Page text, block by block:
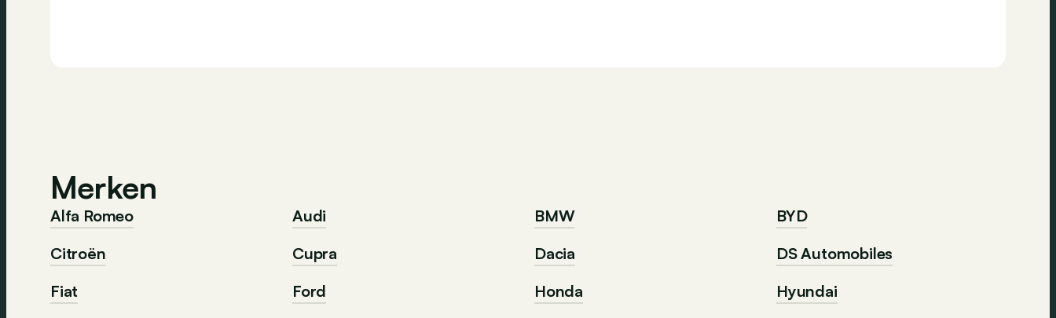
Merken
Alfa Romeo Audi BMW
BYD
Citroën
Cupra Dacia
DS Automobiles
Fiat
Ford Honda
Hyundai